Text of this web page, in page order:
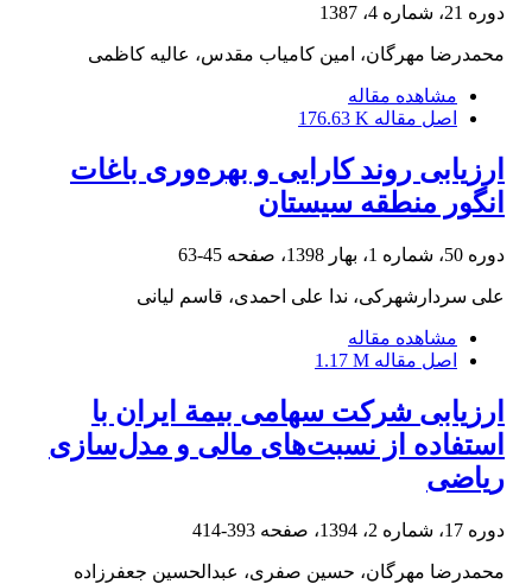
دوره 21، شماره 4، 1387
محمدرضا مهرگان، امین کامیاب مقدس، عالیه کاظمی
مشاهده مقاله
اصل مقاله 176.63 K
ارزیابی روند کارایی و بهره‌وری باغات
انگور منطقه سیستان
دوره 50، شماره 1، بهار 1398، صفحه 45-63
علی سردارشهرکی، ندا علی احمدی، قاسم لیانی
مشاهده مقاله
اصل مقاله 1.17 M
ارزیابی شرکت سهامی بیمة ایران با
استفاده از نسبت‌های مالی و مدل‌سازی
ریاضی
دوره 17، شماره 2، 1394، صفحه 393-414
محمدرضا مهرگان، حسین صفری، عبدالحسین جعفرزاده